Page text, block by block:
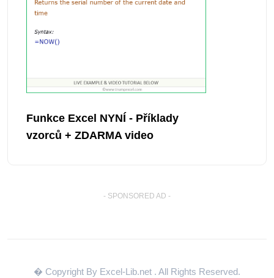
Funkce Excel NYNÍ - Příklady
vzorců + ZDARMA video
- SPONSORED AD -
� Copyright By Excel-Lib.net . All Rights Reserved.